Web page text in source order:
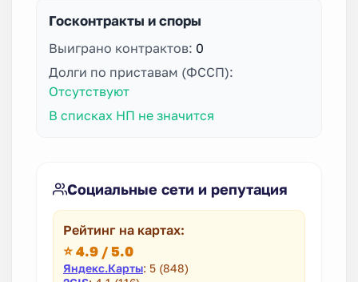
Госконтракты и споры
Выиграно контрактов: 0
Долги по приставам (ФССП):
Отсутствуют
В списках НП не значится
Социальные сети и репутация
Рейтинг на картах:
⭐ 4.9 / 5.0
Яндекс.Карты: 5 (848)